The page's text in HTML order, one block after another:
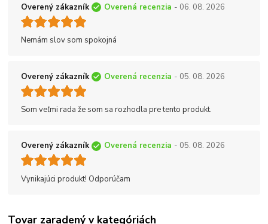
Overený zákazník Overená recenzia - 06. 08. 2026
Nemám slov som spokojná
Overený zákazník Overená recenzia - 05. 08. 2026
Som veľmi rada že som sa rozhodla pre tento produkt.
Overený zákazník Overená recenzia - 05. 08. 2026
Vynikajúci produkt! Odporúčam
Tovar zaradený v kategóriách